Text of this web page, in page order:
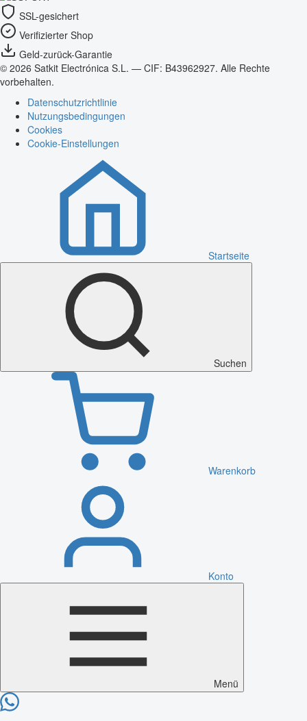
SSL-gesichert
Verifizierter Shop
Geld-zurück-Garantie
© 2026 Satkit Electrónica S.L. — CIF: B43962927. Alle Rechte
vorbehalten.
Datenschutzrichtlinie
Nutzungsbedingungen
Cookies
Cookie-Einstellungen
Startseite
Suchen
Warenkorb
Konto
Menü